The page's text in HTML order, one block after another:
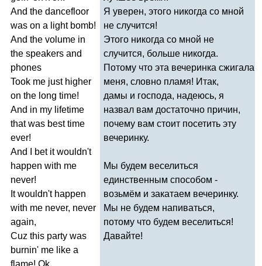
And the dancefloor
was on a light bomb!
And the volume in
the speakers and
phones
Took me just higher
on the long time!
And in my lifetime
that was best time
ever!
And
bet it wouldn't
happen with me
never!
It wouldn't happen
with me never, never
again,
Cuz this party was
burnin' me like a
flame! Ok,
Я уверен, этого никогда со мной
не случится!
Этого никогда со мной не
случится, больше никогда.
Потому что эта вечеринка сжигала
меня, словно пламя! Итак,
дамы и господа, надеюсь, я
назвал вам достаточно причин,
почему вам стоит посетить эту
вечеринку.
Мы будем веселиться
единственным способом -
возьмём и закатаем вечеринку.
Мы не будем напиваться,
потому что будем веселиться!
Давайте!